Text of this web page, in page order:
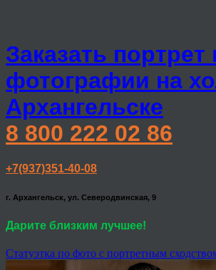
Заказать портрет
фотографии на
Архангельске
8 800 222 02 86
+7(937)351-40-08
г. Архангельск, ул. Северодвинская, 9
Дарите близким лучшее!
Статуэтка по фото с портретным